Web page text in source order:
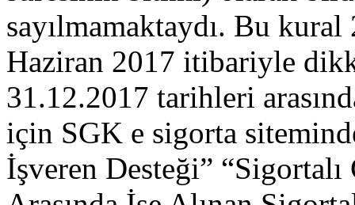
sayılmamaktaydı. Bu
Haziran 2017 itibariyle
31.12.2017 tarihleri
için SGK e sigorta
İşveren Desteği”